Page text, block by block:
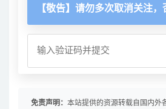
【敬告】请勿多次取消关注，
免责声明： 本站提供的资源转载自国内外